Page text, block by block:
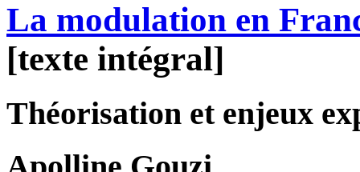
La modulation en
[texte intégral]
Théorisation et enjeux